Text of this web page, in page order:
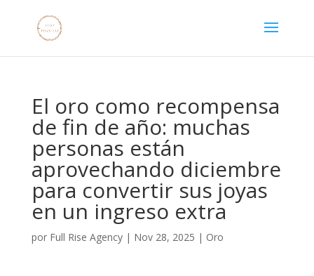
El oro como recompensa
de fin de año: muchas
personas están
aprovechando diciembre
para convertir sus joyas
en un ingreso extra
por Full Rise Agency| Nov 28, 2025 | Oro